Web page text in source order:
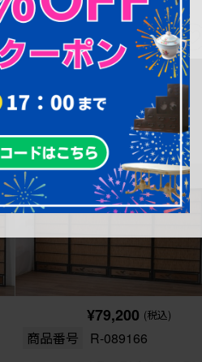
幅：950㎜
奥行：30㎜
高さ：1,770㎜
現状販売
¥79,200 (税込)
商品番号 R-089166